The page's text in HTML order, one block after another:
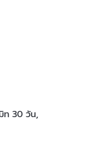
ท 30 วัน,